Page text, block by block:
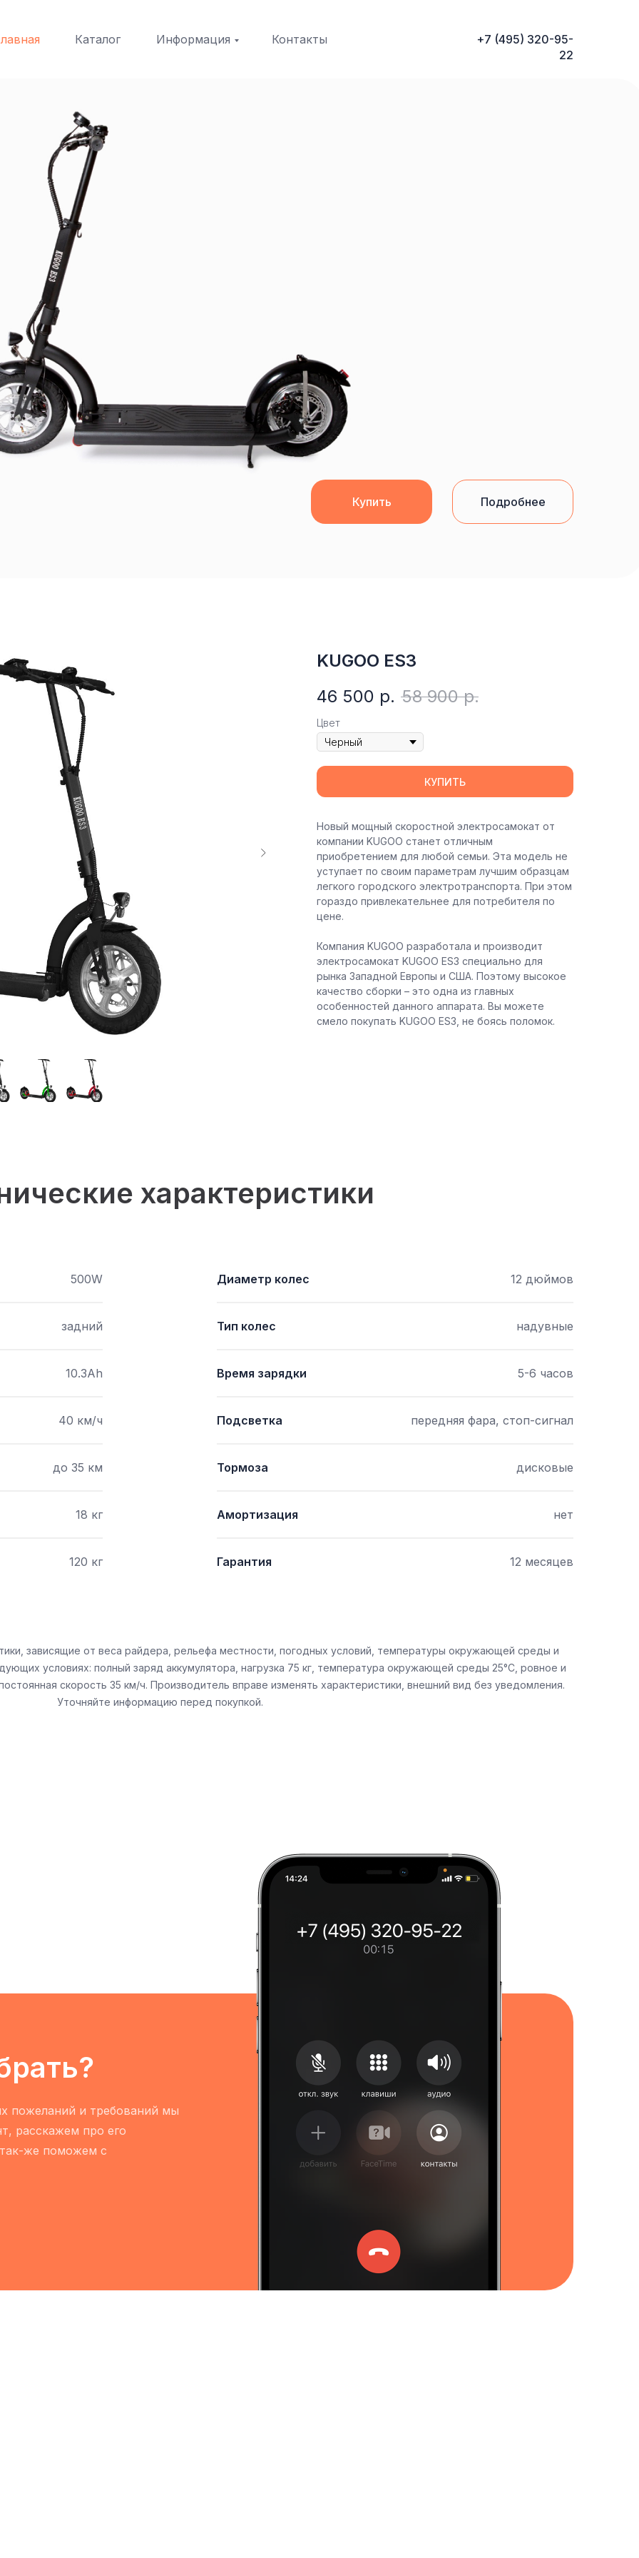
+7 (495) 320-95-
22
Каталог Информация Контакты
Купить Подробнее
KUGOO ES3
46 500 р. 58 900 р.
Цвет
КУПИТЬ
Новый мощный скоростной электросамокат от
компании KUGOO станет отличным
приобретением для любой семьи. Эта модель не
уступает по своим параметрам лучшим образцам
легкого городского электротранспорта. При этом
гораздо привлекательнее для потребителя по
цене.
Компания KUGOO разработала и производит
электросамокат KUGOO ES3 специально для
рынка Западной Европы и США. Поэтому высокое
качество сборки – это одна из главных
особенностей данного аппарата. Вы можете
смело покупать KUGOO ES3, не боясь поломок.
500W
задний
10.3Ah
40 км/ч
до 35 км
18 кг
120 кг
12 дюймов
Диаметр колес
надувные
Тип колес
5-6 часов
Время зарядки
передняя фара, стоп-сигнал
Подсветка
дисковые
Тормоза
Амортизация
Гарантия
нет
12 месяцев
характеристики
зависящие от веса райдера, рельефа местности, погодных условий, температуры окружающей среды и
условиях: полный заряд аккумулятора, нагрузка 75 кг, температура окружающей среды 25°C, ровное и
скорость 35 км/ч. Производитель вправе изменять характеристики, внешний вид без уведомления.
Уточняйте информацию перед покупкой.
пожеланий и требований мы
расскажем про его
же поможем с